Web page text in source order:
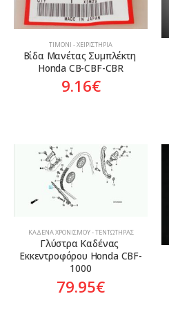
ΤΙΜΌΝΙ - ΧΕΙΡΙΣΤΉΡΙΑ
Βίδα Μανέτας Συμπλέκτη
Honda CB-CBF-CBR
9.16€
ΚΑΔΈΝΑ ΧΡΟΝΙΣΜΟΎ - ΤΕΝΤΩΤΉΡΑΣ
Γλύστρα Καδένας
Εκκεντροφόρου Honda CBF-
1000
79.95€